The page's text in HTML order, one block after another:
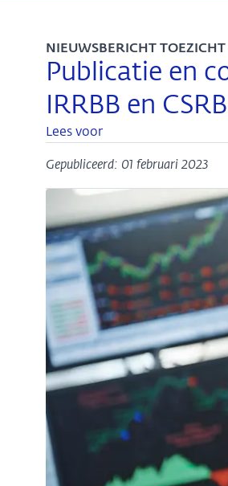
Publicatie en
IRRBB en
NIEUWSBERICHT TOEZICHT
Lees voor
Gepubliceerd: 01 februari 2023